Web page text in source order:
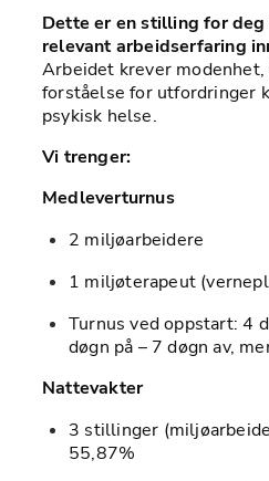
Dette er en stilling for
Arbeidet krever
forståelse for utfordringer
psykisk helse.
Vi trenger:
Medleverturnus
2 miljøarbeidere
1 miljøterapeut
Turnus ved oppstart: 4
døgn på – 7 døgn av,
Nattevakter
3 stillinger
55,87%